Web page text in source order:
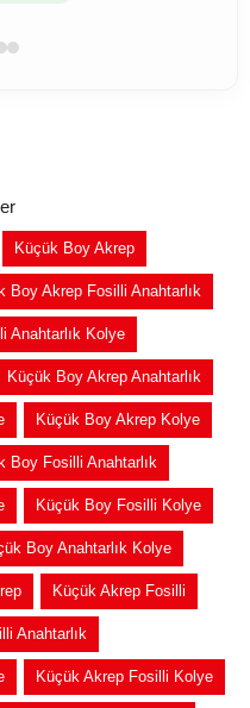
Küçük Boy Akrep
Boy Akrep Fosilli Anahtarlık
Anahtarlık Kolye
Küçük Boy Akrep Anahtarlık
Küçük Boy Akrep Kolye
Boy Fosilli Anahtarlık
Küçük Boy Fosilli Kolye
Boy Anahtarlık Kolye
Küçük Akrep Fosilli
Anahtarlık
Küçük Akrep Fosilli Kolye